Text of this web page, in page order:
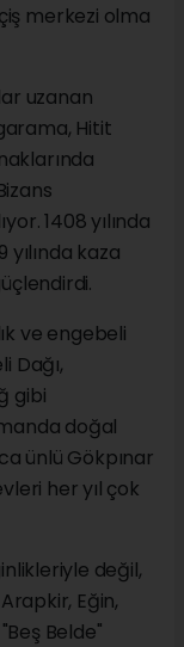
merkezi olma
uzanan
Hitit
1408 yılında
kaza
ve engebeli
Dağı,
gibi
doğal
ünlü Gökpınar
her yıl çok
değil,
Eğin,
Belde"